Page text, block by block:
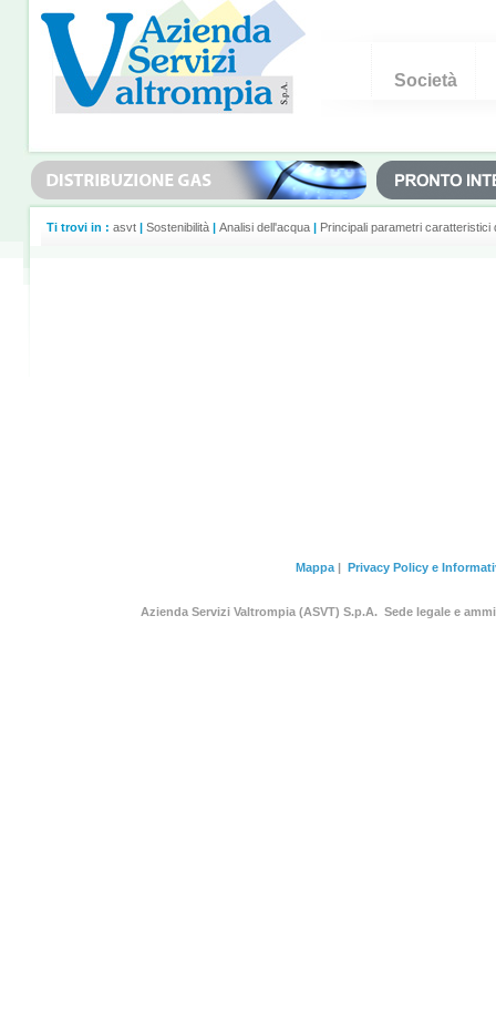
Società
Ti trovi in : asvt | Sostenibilità | Analisi dell'acqua | Principali parametri caratteristici
Mappa| Privacy Policy e
Azienda Servizi Valtrompia (ASVT) S.p.A. Sede legale e